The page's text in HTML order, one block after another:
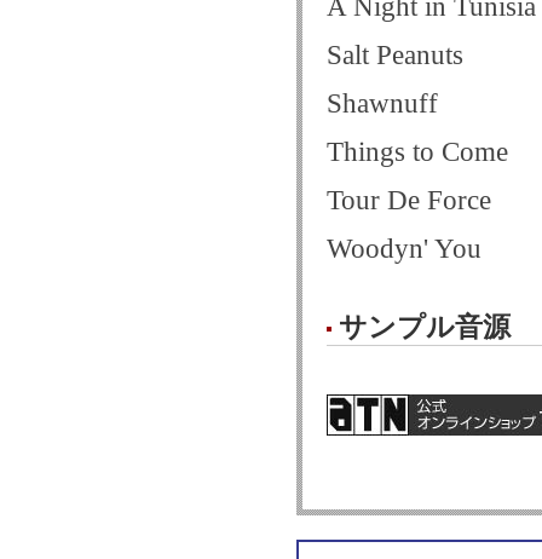
A Night in Tunisia
Salt Peanuts
Shawnuff
Things to Come
Tour De Force
Woodyn' You
サンプル音源